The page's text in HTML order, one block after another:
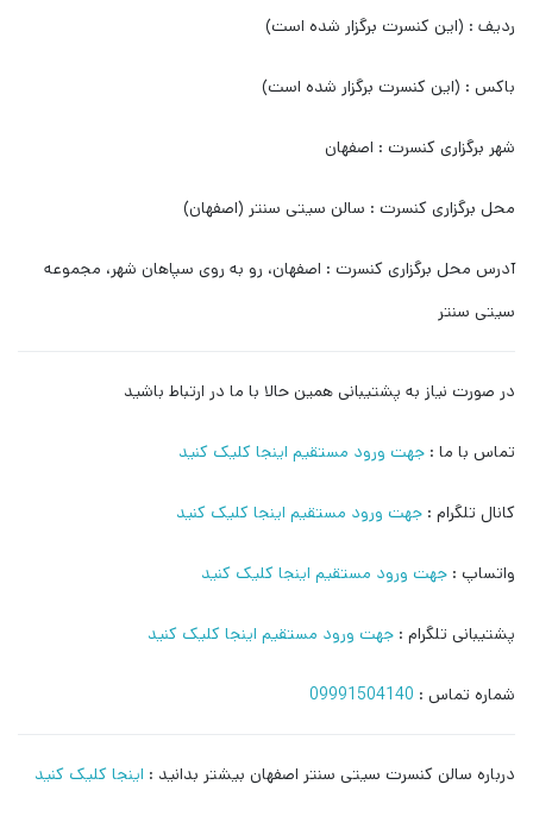
ردیف : (این کنسرت برگزار شده است)
باکس : (این کنسرت برگزار شده است)
شهر برگزاری کنسرت : اصفهان
محل برگزاری کنسرت : سالن سیتی سنتر (اصفهان)
آدرس محل برگزاری کنسرت : اصفهان، رو به روی سپاهان شهر، مجموعه
سیتی سنتر
در صورت نیاز به پشتیبانی همین حالا با ما در ارتباط باشید
تماس با ما : جهت ورود مستقیم اینجا کلیک کنید
کانال تلگرام : جهت ورود مستقیم اینجا کلیک کنید
واتساپ : جهت ورود مستقیم اینجا کلیک کنید
پشتیبانی تلگرام : جهت ورود مستقیم اینجا کلیک کنید
شماره تماس : 09991504140
درباره سالن کنسرت سیتی سنتر اصفهان بیشتر بدانید : اینجا کلیک کنید